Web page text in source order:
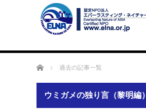
ホーム 過去の記事一覧
ウミガメの独り言（黎明編）